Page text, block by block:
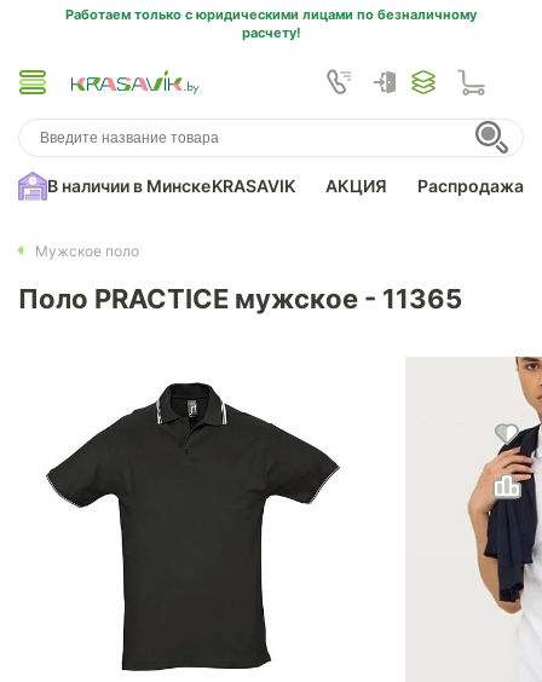
Работаем только с юридическими лицами по безналичному
расчету!
В наличии в МинскеKRASAVIK АКЦИЯ Распродажа
Мужское поло
Поло PRACTICE мужское - 11365